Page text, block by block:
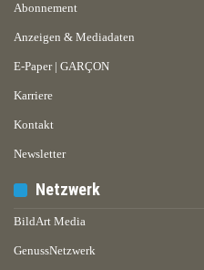
Abonnement
Anzeigen & Mediadaten
E-Paper | GARÇON
Karriere
Kontakt
Newsletter
Netzwerk
BildArt Media
GenussNetzwerk